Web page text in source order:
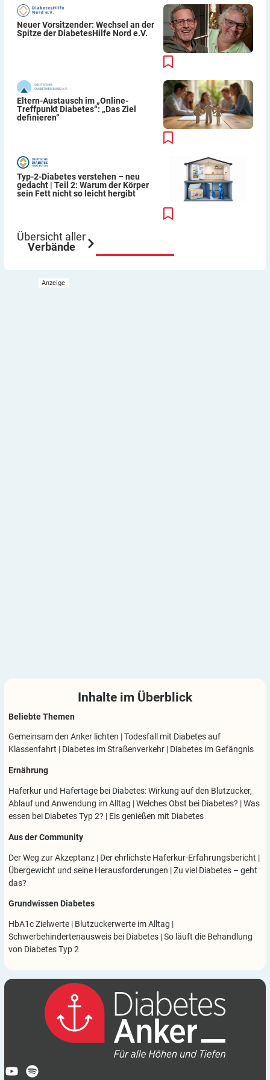
Neuer Vorsitzender: Wechsel an der
Spitze der DiabetesHilfe Nord e.V.
Eltern-Austausch im „Online-
Treffpunkt Diabetes“: „Das Ziel
definieren“
Typ-2-Diabetes verstehen – neu
gedacht | Teil 2: Warum der Körper
sein Fett nicht so leicht hergibt
Übersicht aller
Verbände
Inhalte im Überblick
Beliebte Themen
Gemeinsam den Anker lichten |Todesfall mit Diabetes auf
Klassenfahrt | Diabetes im Straßenverkehr | Diabetes im Gefängnis
Ernährung
Haferkur und Hafertage bei Diabetes: Wirkung auf den Blutzucker,
Ablauf und Anwendung im Alltag |Welches Obst bei Diabetes? |Was
essen bei Diabetes Typ 2? | Eis genießen mit Diabetes
Aus der Community
Der Weg zur Akzeptanz | Der ehrlichste Haferkur-Erfahrungsbericht |
Übergewicht und seine Herausforderungen |Zu viel Diabetes – geht
das?
Grundwissen Diabetes
HbA1c Zielwerte | Blutzuckerwerte im Alltag |
Schwerbehindertenausweis bei Diabetes |So läuft die Behandlung
von Diabetes Typ 2